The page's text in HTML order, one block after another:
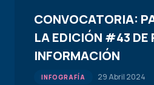
CONVOCATORIA:
LA EDICIÓN #43 DE
INFORMACIÓN
INFOGRAFÍA 29 Abril 2024